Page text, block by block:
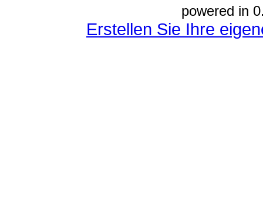
powered in
Erstellen Sie Ihre